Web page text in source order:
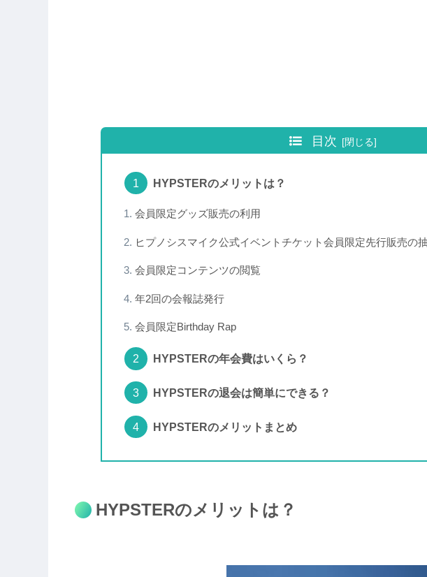
目次
HYPSTERのメリットは？
会員限定グッズ販売の利用
ヒプノシスマイク公式イベントチケット会員限定先行販売の
会員限定コンテンツの閲覧
年2回の会報誌発行
会員限定Birthday Rap
HYPSTERの年会費はいくら？
HYPSTERの退会は簡単にできる？
HYPSTERのメリットまとめ
HYPSTERのメリットは？